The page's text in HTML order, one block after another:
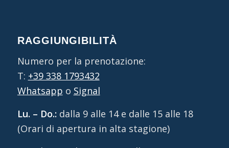
RAGGIUNGIBILITÀ
Numero per la prenotazione:
T: +39 338 1793432
Whatsapp o Signal
Lu. – Do.: dalla 9 alle 14 e dalle 15 alle 18
(Orari di apertura in alta stagione)